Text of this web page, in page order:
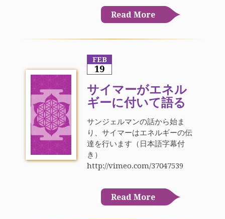
Read More
FEB
19
サイマーがエネル
ギーに付いて語る
サンジェルマンの話から始ま
り、サイマーはエネルギーの伝
達を行います（日本語字幕付
き）
http://vimeo.com/37047539
Read More